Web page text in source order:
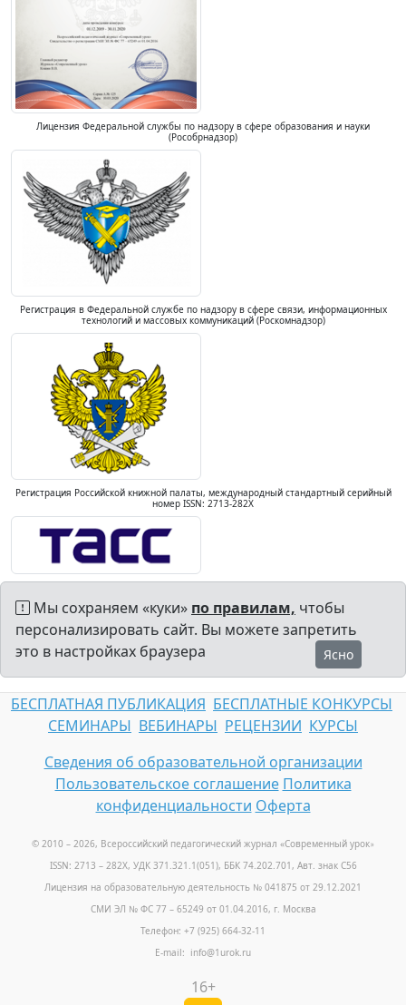
Лицензия Федеральной службы по надзору в сфере образования и науки
(Рособрнадзор)
Регистрация в Федеральной службе по надзору в сфере связи, информационных
технологий и массовых коммуникаций (Роскомнадзор)
Регистрация Российской книжной палаты, международный стандартный серийный
номер ISSN: 2713-282X
Мы сохраняем «куки» по правилам, чтобы
персонализировать сайт. Вы можете запретить
это в настройках браузера
Ясно
БЕСПЛАТНАЯ ПУБЛИКАЦИЯ БЕСПЛАТНЫЕ КОНКУРСЫ
СЕМИНАРЫ ВЕБИНАРЫ РЕЦЕНЗИИ КУРСЫ
Сведения об образовательной организации
Пользовательское соглашение Политика
конфиденциальности Оферта
© 2010 – 2026, Всероссийский педагогический журнал «Современный урок»
ISSN: 2713 – 282X, УДК 371.321.1(051), ББК 74.202.701, Авт. знак С56
Лицензия на образовательную деятельность № 041875 от 29.12.2021
СМИ ЭЛ № ФС 77 – 65249 от 01.04.2016, г. Москва
Телефон: +7 (925) 664-32-11
E-mail: info@1urok.ru
16+